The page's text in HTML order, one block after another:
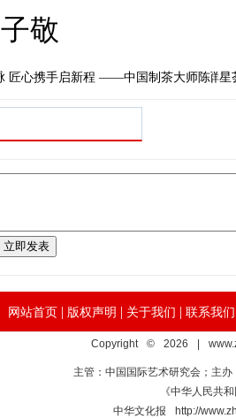
敬
匠心携手启新程 ——中国制茶大师陈两
下一篇：群
网站首页 | 版权声明 | 关于我们 | 联系我们
Copyright © 2026 |
主管：中国国际艺术研究会；主
《中华人民共
中华文化报 http://